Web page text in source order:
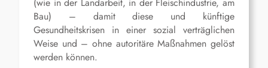
(wie in der Landarbeit, in der Fleischindustrie, am
Bau) – damit diese und künftige
Gesundheitskrisen in einer sozial verträglichen
Weise und – ohne autoritäre Maßnahmen gelöst
werden können.